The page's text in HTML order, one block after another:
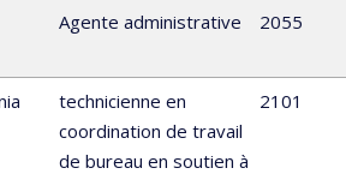
Agente administrative 2055
technicienne en
coordination de travail
de bureau en soutien à
2101